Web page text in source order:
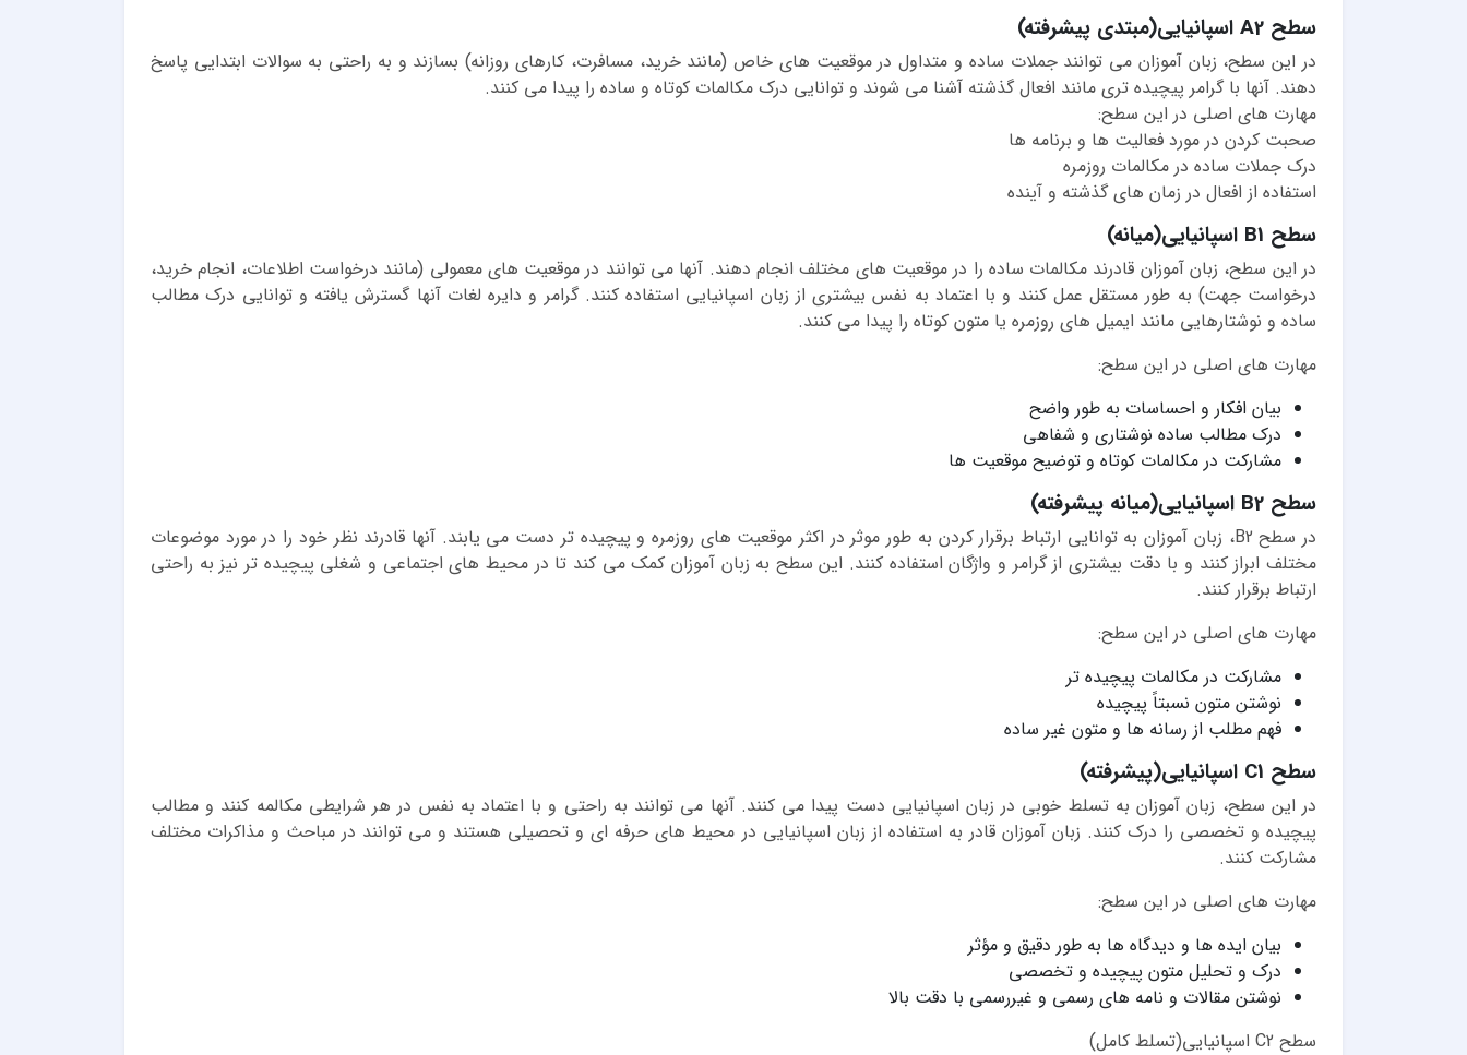
سطح A2 اسپانیایی(مبتدی پیشرفته)
در این سطح، زبان آموزان می توانند جملات ساده و متداول در موقعیت های خاص (مانند خرید، مسافرت، کارهای روزانه) بسازند و به راحتی به سوالات ابتدایی پاسخ
دهند. آنها با گرامر پیچیده تری مانند افعال گذشته آشنا می شوند و توانایی درک مکالمات کوتاه و ساده را پیدا می کنند.
مهارت های اصلی در این سطح:
صحبت کردن در مورد فعالیت ها و برنامه ها
درک جملات ساده در مکالمات روزمره
استفاده از افعال در زمان های گذشته و آینده
سطح B1 اسپانیایی(میانه)
در این سطح، زبان آموزان قادرند مکالمات ساده را در موقعیت های مختلف انجام دهند. آنها می توانند در موقعیت های معمولی (مانند درخواست اطلاعات، انجام خرید،
درخواست جهت) به طور مستقل عمل کنند و با اعتماد به نفس بیشتری از زبان اسپانیایی استفاده کنند. گرامر و دایره لغات آنها گسترش یافته و توانایی درک مطالب
ساده و نوشتارهایی مانند ایمیل های روزمره یا متون کوتاه را پیدا می کنند.
مهارت های اصلی در این سطح:
بیان افکار و احساسات به طور واضح
درک مطالب ساده نوشتاری و شفاهی
مشارکت در مکالمات کوتاه و توضیح موقعیت ها
سطح B2 اسپانیایی(میانه پیشرفته)
در سطح B2، زبان آموزان به توانایی ارتباط برقرار کردن به طور موثر در اکثر موقعیت های روزمره و پیچیده تر دست می یابند. آنها قادرند نظر خود را در مورد موضوعات
مختلف ابراز کنند و با دقت بیشتری از گرامر و واژگان استفاده کنند. این سطح به زبان آموزان کمک می کند تا در محیط های اجتماعی و شغلی پیچیده تر نیز به راحتی
ارتباط برقرار کنند.
مهارت های اصلی در این سطح:
مشارکت در مکالمات پیچیده تر
نوشتن متون نسبتاً پیچیده
فهم مطلب از رسانه ها و متون غیر ساده
سطح C1 اسپانیایی(پیشرفته)
در این سطح، زبان آموزان به تسلط خوبی در زبان اسپانیایی دست پیدا می کنند. آنها می توانند به راحتی و با اعتماد به نفس در هر شرایطی مکالمه کنند و مطالب
پیچیده و تخصصی را درک کنند. زبان آموزان قادر به استفاده از زبان اسپانیایی در محیط های حرفه ای و تحصیلی هستند و می توانند در مباحث و مذاکرات مختلف
مشارکت کنند.
مهارت های اصلی در این سطح:
بیان ایده ها و دیدگاه ها به طور دقیق و مؤثر
درک و تحلیل متون پیچیده و تخصصی
نوشتن مقالات و نامه های رسمی و غیررسمی با دقت بالا
سطح C2 اسپانیایی(تسلط کامل)